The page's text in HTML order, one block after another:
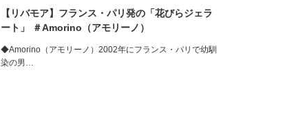
【リバモア】フランス・パリ発の「花びらジェラ
ート」 ＃Amorino（アモリーノ）
◆Amorino（アモリーノ）2002年にフランス・パリで幼馴
染の男…